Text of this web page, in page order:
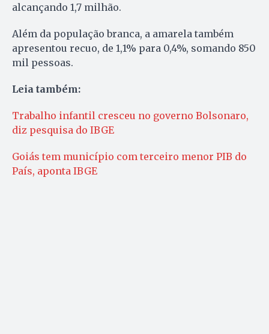
alcançando 1,7 milhão.
Além da população branca, a amarela também
apresentou recuo, de 1,1% para 0,4%, somando 850
mil pessoas.
Leia também:
Trabalho infantil cresceu no governo Bolsonaro,
diz pesquisa do IBGE
Goiás tem município com terceiro menor PIB do
País, aponta IBGE